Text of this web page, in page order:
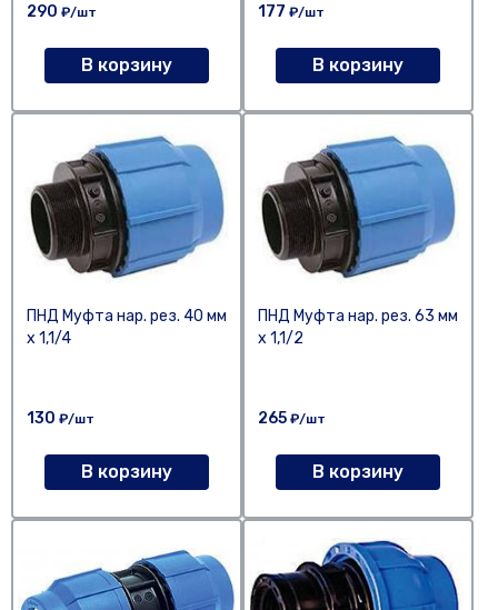
290 ₽/шт
В корзину
177 ₽/шт
В корзину
ПНД Муфта нар. рез. 40 мм
х 1,1/4
130 ₽/шт
В корзину
ПНД Муфта нар. рез. 63 мм
х 1,1/2
265 ₽/шт
В корзину